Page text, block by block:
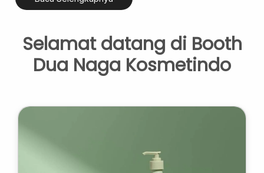
Selamat datang di Booth
Dua Naga Kosmetindo